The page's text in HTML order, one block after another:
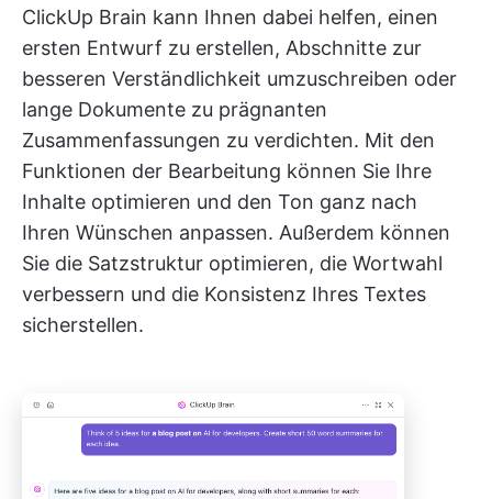
ClickUp Brain kann Ihnen dabei helfen, einen
ersten Entwurf zu erstellen, Abschnitte zur
besseren Verständlichkeit umzuschreiben oder
lange Dokumente zu prägnanten
Zusammenfassungen zu verdichten. Mit den
Funktionen der Bearbeitung können Sie Ihre
Inhalte optimieren und den Ton ganz nach
Ihren Wünschen anpassen. Außerdem können
Sie die Satzstruktur optimieren, die Wortwahl
verbessern und die Konsistenz Ihres Textes
sicherstellen.